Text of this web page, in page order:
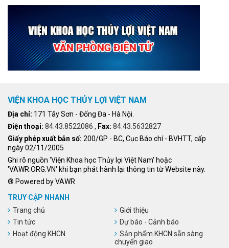
VIỆN KHOA HỌC THỦY LỢI VIỆT NAM
Địa chỉ: 171 Tây Sơn - Đống Đa - Hà Nội.
Điện thoại: 84.43.8522086 , Fax: 84.43.5632827
Giấy phép xuất bản số: 200/GP - BC, Cục Báo chí - BVHTT, cấp
ngày 02/11/2005
Ghi rõ nguồn 'Viện Khoa học Thủy lợi Việt Nam' hoặc
'VAWR.ORG.VN' khi bạn phát hành lại thông tin từ Website này.
® Powered by VAWR
TRUY CẬP NHANH
Trang chủ
Giới thiệu
Tin tức
Dự báo - Cảnh báo
Hoạt động KHCN
Sản phẩm KHCN sẵn sàng
chuyển giao